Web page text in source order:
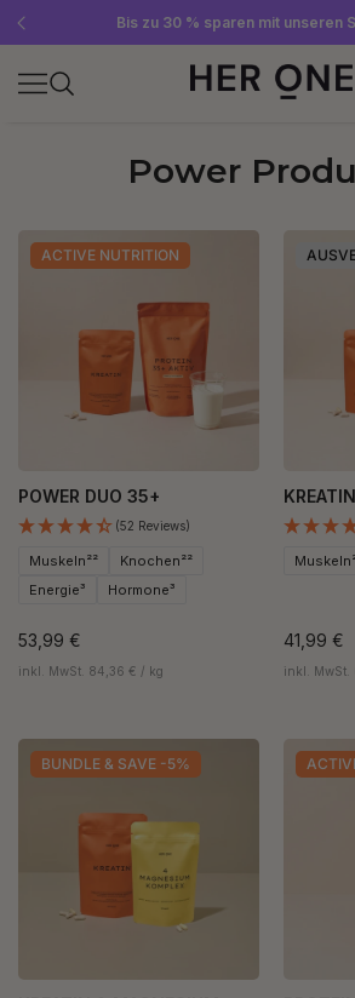
Gratis SLEEP WELL ab 69 € MBW - nur
Jetzt Newsletter abonnieren und 10 €-
Bis zu 30 % sparen mit unseren
Power
ACTIVE NUTRITION
POWER DUO 35+
(52 Reviews)
Muskeln²²
Knochen²²
Energie³
Hormone³
53,99 €
inkl. MwSt. 84,36 € / kg
41,99 €
inkl. MwSt.
BUNDLE & SAVE -5%